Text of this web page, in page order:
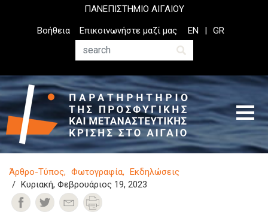
ΠΑΝΕΠΙΣΤΗΜΙΟ ΑΙΓΑΙΟΥ
Top
Header
Βοήθεια
Επικοινωνήστε μαζί μας
Αναζήτηση
EN GR
Άρθρο-Τύπος Φωτογραφία
Εκδηλώσεις
Κυριακή, Φεβρουάριος 19, 2023